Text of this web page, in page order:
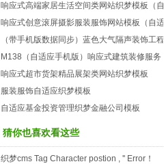
响应式高端家居生活空间类网站织梦模板（自
适应）
响应式创意滚屏摄影服装服饰网站模板（自适
应）
（带手机版数据同步）蓝色大气隔声装饰工程
公司类网站织梦模板 营销型工程装饰网站源
码下载
M138（自适应手机版）响应式建筑装修服务
公司网站织梦模板 HTML5建筑行业企业网站
源码下载
响应式超市货架精品展架类网站织梦模板
服装服饰自适应织梦模板
自适应基金投资管理织梦金融公司模板
猜你也喜欢看这些
织梦cms Tag Character postion , '' Error！